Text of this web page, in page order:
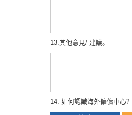
13.其他意見/ 建議。
14. 如何認識海外僱傭中心？